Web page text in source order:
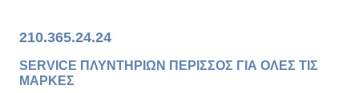
210.365.24.24
SERVICE ΠΛΥΝΤΗΡΙΩΝ ΠΕΡΙΣΣΟΣ ΓΙΑ ΟΛΕΣ ΤΙΣ
ΜΑΡΚΕΣ